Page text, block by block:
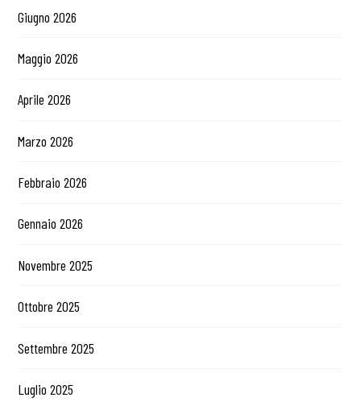
Giugno 2026
Maggio 2026
Aprile 2026
Marzo 2026
Febbraio 2026
Gennaio 2026
Novembre 2025
Ottobre 2025
Settembre 2025
Luglio 2025